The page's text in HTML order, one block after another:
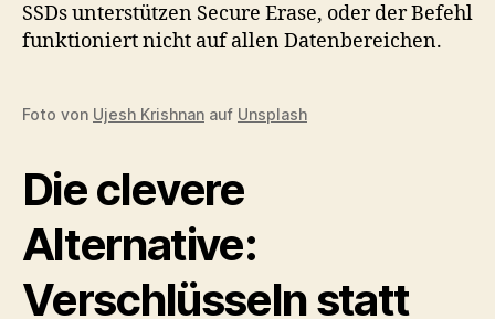
SSDs unterstützen Secure Erase, oder der Befehl
funktioniert nicht auf allen Datenbereichen.
Foto von Ujesh Krishnan auf Unsplash
Die clevere
Alternative:
Verschlüsseln statt